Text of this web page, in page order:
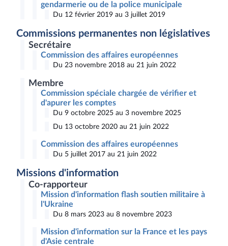
gendarmerie ou de la police municipale
Du 12 février 2019 au 3 juillet 2019
Commissions permanentes non législatives
Secrétaire
Commission des affaires européennes
Du 23 novembre 2018 au 21 juin 2022
Membre
Commission spéciale chargée de vérifier et
d'apurer les comptes
Du 9 octobre 2025 au 3 novembre 2025
Du 13 octobre 2020 au 21 juin 2022
Commission des affaires européennes
Du 5 juillet 2017 au 21 juin 2022
Missions d'information
Co-rapporteur
Mission d'information flash soutien militaire à
l'Ukraine
Du 8 mars 2023 au 8 novembre 2023
Mission d'information sur la France et les pays
d'Asie centrale